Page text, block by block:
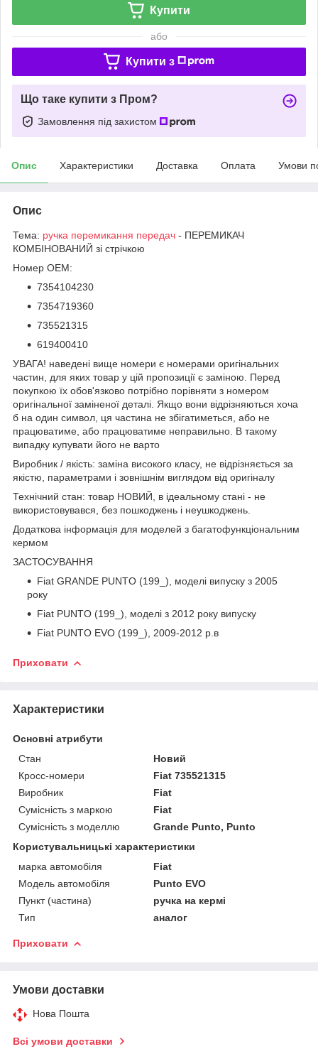
Купити
або
Купити з
Що таке купити з Пром?
Замовлення під захистом
Опис Характеристики Доставка Оплата Умови
Опис
Тема: ручка перемикання передач - ПЕРЕМИКАЧ
КОМБІНОВАНИЙ зі стрічкою
Номер OEM:
7354104230
7354719360
735521315
619400410
УВАГА! наведені вище номери є номерами оригінальних
частин, для яких товар у цій пропозиції є заміною. Перед
покупкою їх обов'язково потрібно порівняти з номером
оригінальної заміненої деталі. Якщо вони відрізняються хоча
б на один символ, ця частина не збігатиметься, або не
працюватиме, або працюватиме неправильно. В такому
випадку купувати його не варто
Виробник / якість: заміна високого класу, не відрізняється за
якістю, параметрами і зовнішнім виглядом від оригіналу
Технічний стан: товар НОВИЙ, в ідеальному стані - не
використовувався, без пошкоджень і неушкоджень.
Додаткова інформація для моделей з багатофункціональним
кермом
ЗАСТОСУВАННЯ
Fiat GRANDE PUNTO (199_), моделі випуску з 2005
року
Fiat PUNTO (199_), моделі з 2012 року випуску
Fiat PUNTO EVO (199_), 2009-2012 р.в
Приховати
Характеристики
Основні атрибути
Стан
Новий
Кросс-номери
Fiat 735521315
Виробник
Fiat
Сумісність з маркою
Fiat
Сумісність з моделлю
Grande Punto, Punto
Користувальницькі характеристики
марка автомобіля
Fiat
Модель автомобіля
Punto EVO
Пункт (частина)
ручка на кермі
Тип
аналог
Приховати
Умови доставки
Нова Пошта
Всі умови доставки